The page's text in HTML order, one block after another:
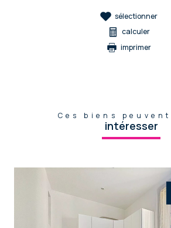
sélectionner
calculer
imprimer
Ces biens
intéresser